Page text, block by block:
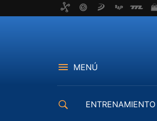
MENÚ
ENTRENAMIENTO